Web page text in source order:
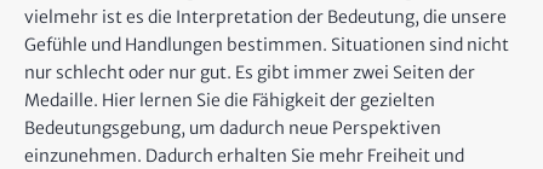
vielmehr ist es die Interpretation der Bedeutung, die unsere
Gefühle und Handlungen bestimmen. Situationen sind nicht
nur schlecht oder nur gut. Es gibt immer zwei Seiten der
Medaille. Hier lernen Sie die Fähigkeit der gezielten
Bedeutungsgebung, um dadurch neue Perspektiven
einzunehmen. Dadurch erhalten Sie mehr Freiheit und